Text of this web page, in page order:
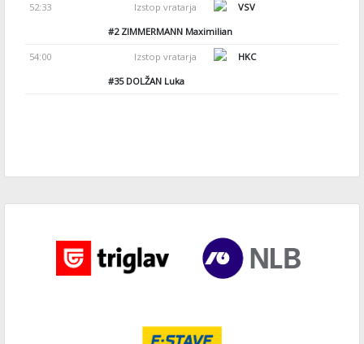
52:33 Izstop vratarja
VSV
#2ZIMMERMANN Maximilian
54:00 Izstop vratarja
HKC
#35DOLŽAN Luka